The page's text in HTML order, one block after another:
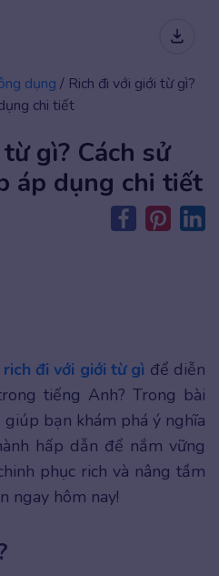
dụng / Rich đi với giới từ gì?
chi tiết
gì? Cách sử
áp dụng chi tiết
rich đi với giới từ gì để diễn
tiếng Anh? Trong bài
giúp bạn khám phá ý nghĩa
hấp dẫn để nắm vững
phục rich và nâng tầm
ngay hôm nay!